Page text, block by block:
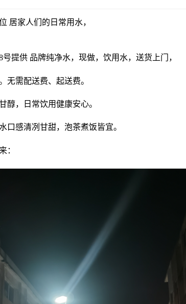
居家人们的日常用水，
号提供 品牌纯净水，现做，饮用水，送货上门，
无需配送费、起送费。
醇，日常饮用健康安心。
口感清冽甘甜，泡茶煮饭皆宜。
：